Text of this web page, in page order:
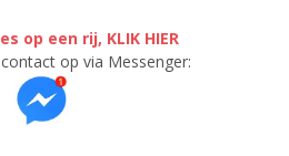
op een rij, KLIK HIER
op via Messenger: